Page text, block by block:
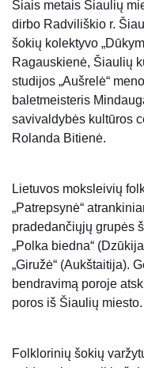
Šiais metais Šiaulių
dirbo Radviliškio r.
šokių kolektyvo
Ragauskienė, Šiaulių
studijos „Aušrelė“
baletmeisteris
savivaldybės kultūros
Rolanda Bitienė.
Lietuvos moksleivių
„Patrepsynė“
pradedančiųjų grupės
„Polka biedna“
„Giružė“ (Aukštaitija).
bendravimą poroje
poros iš Šiaulių miesto.
Folklorinių šokių